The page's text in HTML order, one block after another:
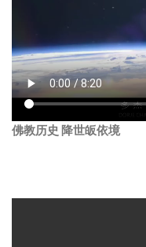
佛教历史 降世皈依境